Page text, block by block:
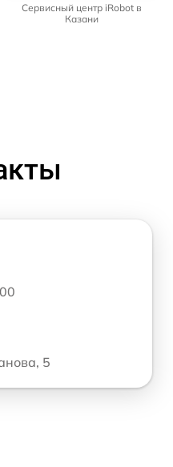
Сервисный центр iRobot в
Казани
5